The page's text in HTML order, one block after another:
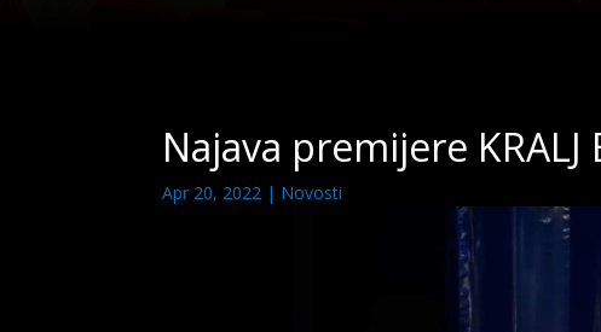
Najava premijere KRALJ
Apr 20, 2022 | Novosti